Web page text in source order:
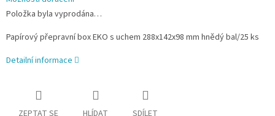
Položka byla vyprodána…
Papírový přepravní box EKO s uchem 288x142x98 mm hnědý bal/25 ks
Detailní informace